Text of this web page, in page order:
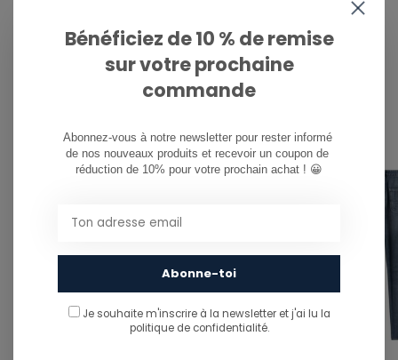
This product is often purchased with...
CE PRODUIT EST SOUVENT ACHETÉ
Bénéficiez de 10 % de remise
sur votre prochaine
commande
Abonnez-vous à notre newsletter pour rester informé
de nos nouveaux produits et recevoir un coupon de
réduction de 10% pour votre prochain achat ! 😀
Abonne-toi
Je souhaite m'inscrire à la newsletter et j'ai lu la
politique de confidentialité.